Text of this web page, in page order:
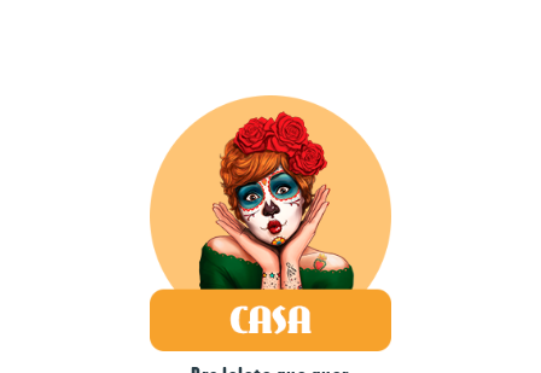
Pra lolete que quer